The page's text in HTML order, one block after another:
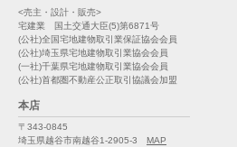
<売主・設計・販売>
宅建業 国土交通大臣(5)第6871号
(公社)全国宅地建物取引業保証協会会員
(公社)埼玉県宅地建物取引業協会会員
(一社)千葉県宅地建物取引業協会会員
(公社)首都圏不動産公正取引協議会加盟
本店
〒343-0845
埼玉県越谷市南越谷1-2905-3
MAP